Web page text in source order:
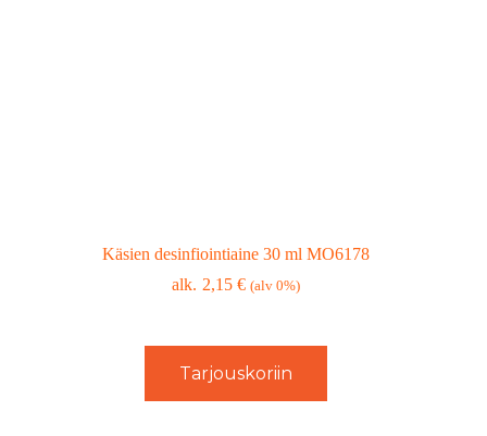
Käsien desinfiointiaine 30 ml MO6178
2,15€ (alv 0%)
Tarjouskoriin